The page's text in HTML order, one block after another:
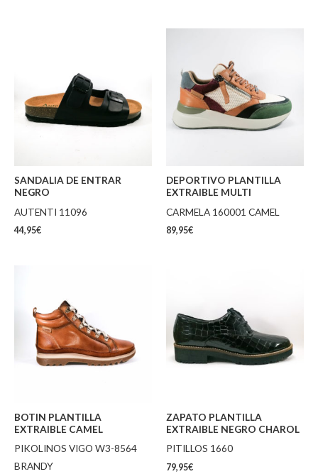
SANDALIA DE ENTRAR
NEGRO
AUTENTI 11096
44,95€
DEPORTIVO PLANTILLA
EXTRAIBLE MULTI
CARMELA 160001 CAMEL
89,95€
BOTIN PLANTILLA
EXTRAIBLE CAMEL
PIKOLINOS VIGO W3-8564
BRANDY
ZAPATO PLANTILLA
EXTRAIBLE NEGRO CHAROL
PITILLOS 1660
79,95€